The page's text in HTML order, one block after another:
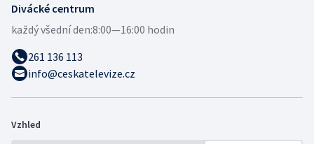
Divácké centrum
každý všední den:8:00—16:00 hodin
261 136 113
info@ceskatelevize.cz
Vzhled